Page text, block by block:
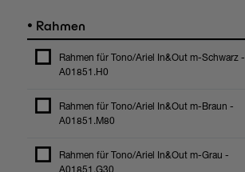
• Rahmen
Rahmen für Tono/Ariel In&Out m-Schwarz -
A01851.H0
Rahmen für Tono/Ariel In&Out m-Braun -
A01851.M80
Rahmen für Tono/Ariel In&Out m-Grau -
A01851.G30